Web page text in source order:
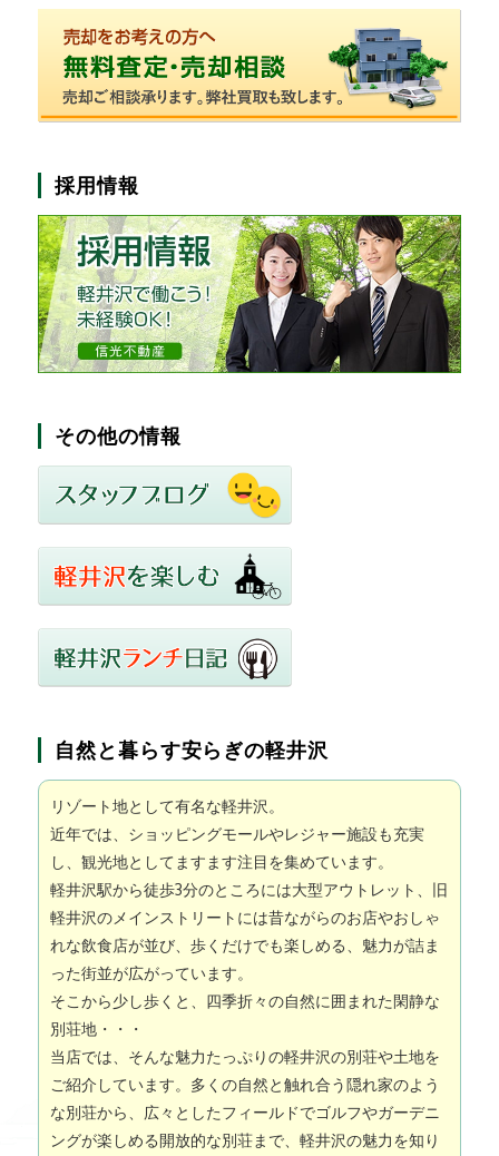
採用情報
その他の情報
自然と暮らす安らぎの軽井沢
リゾート地として有名な軽井沢。
近年では、ショッピングモールやレジャー施設も充実
し、観光地としてますます注目を集めています。
軽井沢駅から徒歩3分のところには大型アウトレット、旧
軽井沢のメインストリートには昔ながらのお店やおしゃ
れな飲食店が並び、歩くだけでも楽しめる、魅力が詰ま
った街並が広がっています。
そこから少し歩くと、四季折々の自然に囲まれた閑静な
別荘地・・・
当店では、そんな魅力たっぷりの軽井沢の別荘や土地を
ご紹介しています。多くの自然と触れ合う隠れ家のよう
な別荘から、広々としたフィールドでゴルフやガーデニ
ングが楽しめる開放的な別荘まで、軽井沢の魅力を知り